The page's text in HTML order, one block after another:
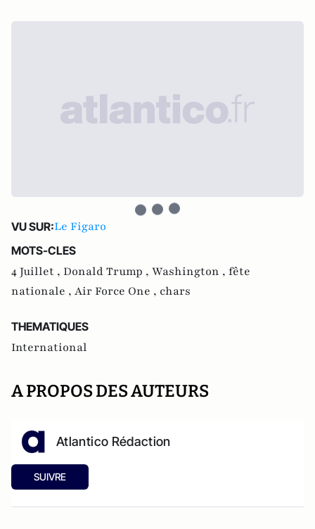
VU SUR:Le Figaro
MOTS-CLES
4 Juillet , Donald Trump , Washington , fête
nationale , Air Force One , chars
THEMATIQUES
International
A PROPOS DES AUTEURS
Atlantico Rédaction
SUIVRE